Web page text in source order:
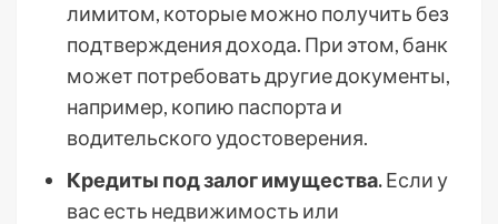
лимитом, которые можно получить без
подтверждения дохода. При этом, банк
может потребовать другие документы,
например, копию паспорта и
водительского удостоверения.
Кредиты под залог имущества.Если у
вас есть недвижимость или